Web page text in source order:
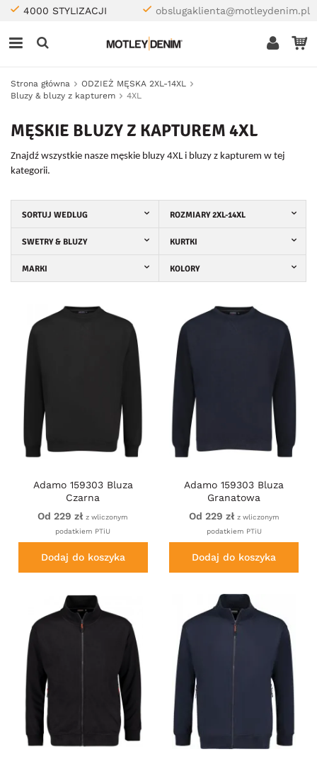
4000 STYLIZACJI obslugaklienta@motleydenim.pl
Strona główna
ODZIEŻ MĘSKA 2XL-14XL
Bluzy & bluzy z kapturem
4XL
MĘSKIE BLUZY Z KAPTUREM 4XL
Znajdź wszystkie nasze męskie bluzy 4XL i bluzy z kapturem w tej
kategorii.
SORTUJ WEDLUG ROZMIARY 2XL-14XL
SWETRY & BLUZY KURTKI
MARKI KOLORY
Adamo 159303 Bluza
Czarna
Od 229 zł z wliczonym
podatkiem PTiU
Dodaj do koszyka
Adamo 159303 Bluza
Granatowa
Od 229 zł z wliczonym
podatkiem PTiU
Dodaj do koszyka